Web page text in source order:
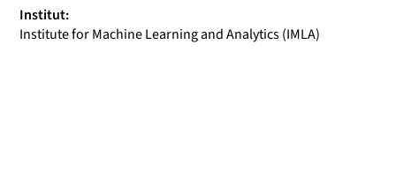
Institut:
Institute for Machine Learning and Analytics (IMLA)